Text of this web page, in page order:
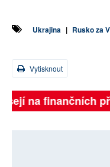
Ukrajina | Rusko za
Vytisknout
na finančních